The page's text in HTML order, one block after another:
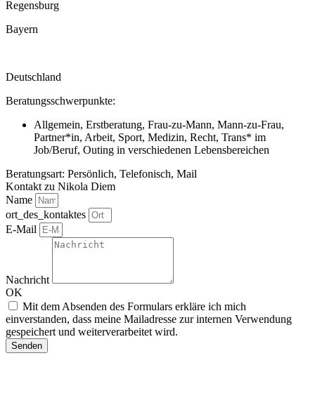
Regensburg
Bayern
Deutschland
Beratungsschwerpunkte:
Allgemein, Erstberatung, Frau-zu-Mann, Mann-zu-Frau,
Partner*in, Arbeit, Sport, Medizin, Recht, Trans* im
Job/Beruf, Outing in verschiedenen Lebensbereichen
Beratungsart: Persönlich, Telefonisch, Mail
Kontakt zu Nikola Diem
Name
ort_des_kontaktes
E-Mail
Nachricht
OK
Mit dem Absenden des Formulars erkläre ich mich
einverstanden, dass meine Mailadresse zur internen Verwendung
gespeichert und weiterverarbeitet wird.
Senden